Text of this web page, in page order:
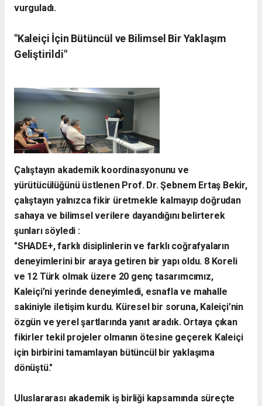
vurguladı.
​"Kaleiçi İçin Bütüncül ve Bilimsel Bir Yaklaşım
Geliştirildi"
​Çalıştayın akademik koordinasyonunu ve
yürütücülüğünü üstlenen Prof. Dr. Şebnem Ertaş Bekir,
çalıştayın yalnızca fikir üretmekle kalmayıp doğrudan
sahaya ve bilimsel verilere dayandığını belirterek
şunları söyledi :
​"SHADE+, farklı disiplinlerin ve farklı coğrafyaların
deneyimlerini bir araya getiren bir yapı oldu. 8 Koreli
ve 12 Türk olmak üzere 20 genç tasarımcımız,
Kaleiçi’ni yerinde deneyimledi, esnafla ve mahalle
sakiniyle iletişim kurdu. Küresel bir soruna, Kaleiçi’nin
özgün ve yerel şartlarında yanıt aradık. Ortaya çıkan
fikirler tekil projeler olmanın ötesine geçerek Kaleiçi
için birbirini tamamlayan bütüncül bir yaklaşıma
dönüştü."
​Uluslararası akademik iş birliği kapsamında süreçte